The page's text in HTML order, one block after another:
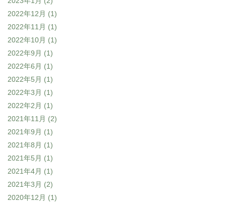
2022年12月 (1)
2022年11月 (1)
2022年10月 (1)
2022年9月 (1)
2022年6月 (1)
2022年5月 (1)
2022年3月 (1)
2022年2月 (1)
2021年11月 (2)
2021年9月 (1)
2021年8月 (1)
2021年5月 (1)
2021年4月 (1)
2021年3月 (2)
2020年12月 (1)